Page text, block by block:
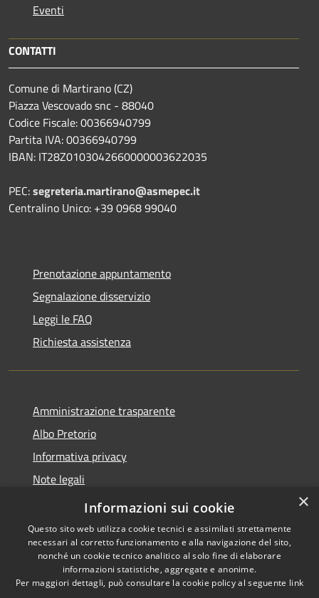
Eventi
CONTATTI
Comune di Martirano (CZ)
Piazza Vescovado snc - 88040
Codice Fiscale: 00366940799
Partita IVA: 00366940799
IBAN: IT28Z0103042660000003622035
PEC:segreteria.martirano@asmepec.it
Centralino Unico: +39 0968 99040
Prenotazione appuntamento
Segnalazione disservizio
Leggi le FAQ
Richiesta assistenza
Amministrazione trasparente
Albo Pretorio
Informativa privacy
Note legali
Dichiarazione di accessibilità
Accessibilità
Copyright © 2026 • Comune di
Martirano • Powered by
×
Informazioni sui cookie
Questo sito web utilizza cookie tecnici e assimilati strettamente
necessari al corretto funzionamento e alla navigazione del sito,
nonché un cookie tecnico analitico al solo fine di elaborare
informazioni statistiche, aggregate e anonime.
Per maggiori dettagli, può consultare la cookie policy al seguente link